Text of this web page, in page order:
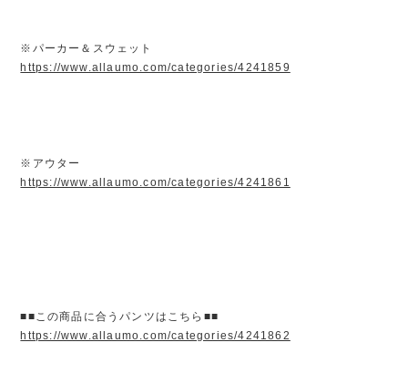
※パーカー＆スウェット
https://www.allaumo.com/categories/4241859
※アウター
https://www.allaumo.com/categories/4241861
■■この商品に合うパンツはこちら■■
https://www.allaumo.com/categories/4241862